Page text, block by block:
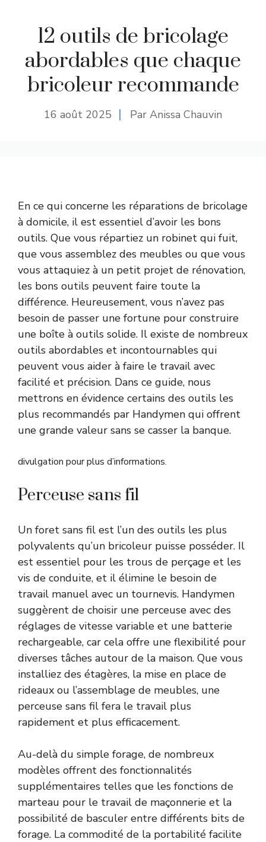
12 outils de bricolage
abordables que chaque
bricoleur recommande
16 août 2025 Par Anissa Chauvin
En ce qui concerne les réparations de bricolage
à domicile, il est essentiel d’avoir les bons
outils. Que vous répartiez un robinet qui fuit,
que vous assemblez des meubles ou que vous
vous attaquiez à un petit projet de rénovation,
les bons outils peuvent faire toute la
différence. Heureusement, vous n’avez pas
besoin de passer une fortune pour construire
une boîte à outils solide. Il existe de nombreux
outils abordables et incontournables qui
peuvent vous aider à faire le travail avec
facilité et précision. Dans ce guide, nous
mettrons en évidence certains des outils les
plus recommandés par Handymen qui offrent
une grande valeur sans se casser la banque.
divulgation pour plus d’informations.
Perceuse sans fil
Un foret sans fil est l’un des outils les plus
polyvalents qu’un bricoleur puisse posséder. Il
est essentiel pour les trous de perçage et les
vis de conduite, et il élimine le besoin de
travail manuel avec un tournevis. Handymen
suggèrent de choisir une perceuse avec des
réglages de vitesse variable et une batterie
rechargeable, car cela offre une flexibilité pour
diverses tâches autour de la maison. Que vous
installiez des étagères, la mise en place de
rideaux ou l’assemblage de meubles, une
perceuse sans fil fera le travail plus
rapidement et plus efficacement.
Au-delà du simple forage, de nombreux
modèles offrent des fonctionnalités
supplémentaires telles que les fonctions de
marteau pour le travail de maçonnerie et la
possibilité de basculer entre différents bits de
forage. La commodité de la portabilité facilite